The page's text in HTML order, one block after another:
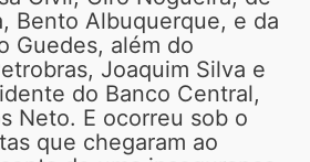
Bento Albuquerque, e da
Guedes, além do
Joaquim Silva e
do Banco Central,
Neto. E ocorreu sob o
que chegaram ao